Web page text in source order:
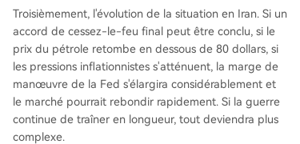
Troisièmement, l'évolution de la situation en Iran. Si un
accord de cessez-le-feu final peut être conclu, si le
prix du pétrole retombe en dessous de 80 dollars, si
les pressions inflationnistes s'atténuent, la marge de
manœuvre de la Fed s'élargira considérablement et
le marché pourrait rebondir rapidement. Si la guerre
continue de traîner en longueur, tout deviendra plus
complexe.